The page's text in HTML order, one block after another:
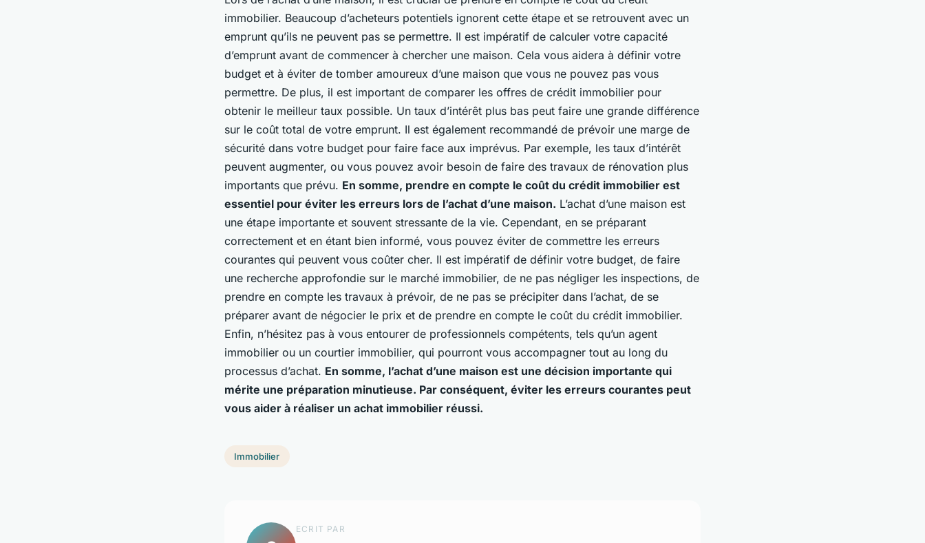
immobilier. Beaucoup d’acheteurs potentiels ignorent cette étape et se retrouvent avec un
emprunt qu’ils ne peuvent pas se permettre. Il est impératif de calculer votre capacité
d’emprunt avant de commencer à chercher une maison. Cela vous aidera à définir votre
budget et à éviter de tomber amoureux d’une maison que vous ne pouvez pas vous
permettre. De plus, il est important de comparer les offres de crédit immobilier pour
obtenir le meilleur taux possible. Un taux d’intérêt plus bas peut faire une grande différence
sur le coût total de votre emprunt. Il est également recommandé de prévoir une marge de
sécurité dans votre budget pour faire face aux imprévus. Par exemple, les taux d’intérêt
peuvent augmenter, ou vous pouvez avoir besoin de faire des travaux de rénovation plus
importants que prévu. En somme, prendre en compte le coût du crédit immobilier est
essentiel pour éviter les erreurs lors de l’achat d’une maison. L’achat d’une maison est
une étape importante et souvent stressante de la vie. Cependant, en se préparant
correctement et en étant bien informé, vous pouvez éviter de commettre les erreurs
courantes qui peuvent vous coûter cher. Il est impératif de définir votre budget, de faire
une recherche approfondie sur le marché immobilier, de ne pas négliger les inspections, de
prendre en compte les travaux à prévoir, de ne pas se précipiter dans l’achat, de se
préparer avant de négocier le prix et de prendre en compte le coût du crédit immobilier.
Enfin, n’hésitez pas à vous entourer de professionnels compétents, tels qu’un agent
immobilier ou un courtier immobilier, qui pourront vous accompagner tout au long du
processus d’achat. En somme, l’achat d’une maison est une décision importante qui
mérite une préparation minutieuse. Par conséquent, éviter les erreurs courantes peut
vous aider à réaliser un achat immobilier réussi.
Immobilier
ECRIT PAR